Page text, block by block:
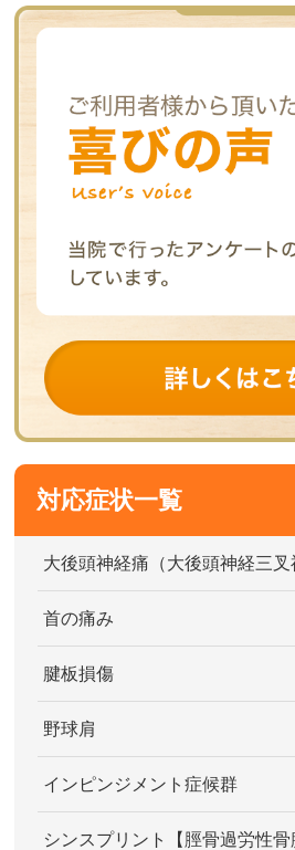
対応症状一覧
大後頭神経痛（大後頭神経三叉
首の痛み
腱板損傷
野球肩
インピンジメント症候群
シンスプリント【脛骨過労性骨